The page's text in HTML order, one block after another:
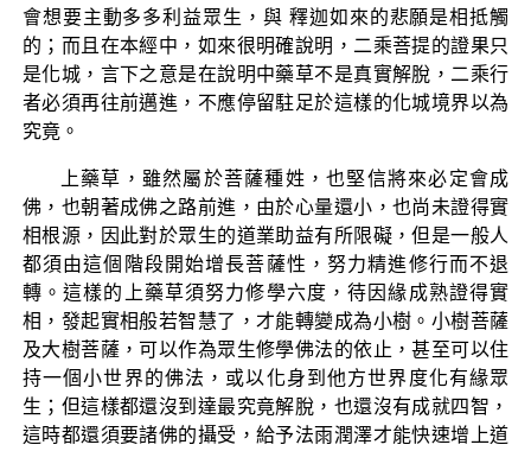
會想要主動多多利益眾生，與 釋迦如來的悲願是相抵觸
的；而且在本經中，如來很明確說明，二乘菩提的證果只
是化城，言下之意是在說明中藥草不是真實解脫，二乘行
者必須再往前邁進，不應停留駐足於這樣的化城境界以為
究竟。
上藥草，雖然屬於菩薩種姓，也堅信將來必定會成
佛，也朝著成佛之路前進，由於心量還小，也尚未證得實
相根源，因此對於眾生的道業助益有所限礙，但是一般人
都須由這個階段開始增長菩薩性，努力精進修行而不退
轉。這樣的上藥草須努力修學六度，待因緣成熟證得實
相，發起實相般若智慧了，才能轉變成為小樹。小樹菩薩
及大樹菩薩，可以作為眾生修學佛法的依止，甚至可以住
持一個小世界的佛法，或以化身到他方世界度化有緣眾
生；但這樣都還沒到達最究竟解脫，也還沒有成就四智，
這時都還須要諸佛的攝受，給予法雨潤澤才能快速增上道